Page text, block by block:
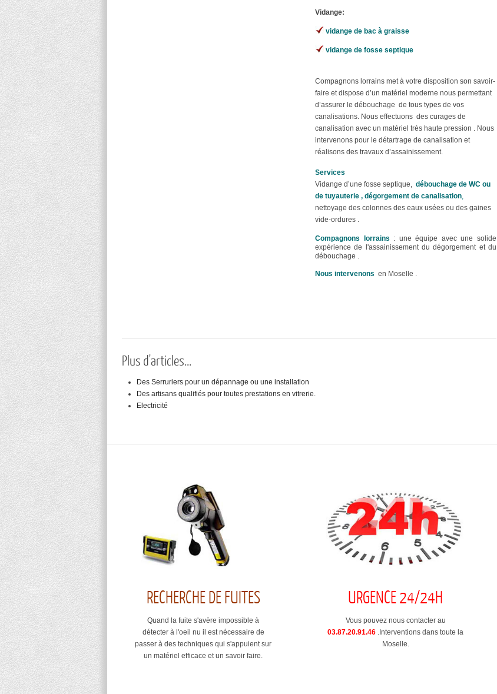
Vidange:
vidange de bac à graisse
vidange de fosse septique
Compagnons lorrains met à votre disposition son savoir-
faire et dispose d’un matériel moderne nous permettant
d’assurer le débouchage de tous types de vos
canalisations. Nous effectuons des curages de
canalisation avec un matériel très haute pression . Nous
intervenons pour le détartrage de canalisation et
réalisons des travaux d’assainissement.
Services
Vidange d’une fosse septique, débouchage de WC ou
de tuyauterie , dégorgement de canalisation,
nettoyage des colonnes des eaux usées ou des gaines
vide-ordures .
Compagnons lorrains : une équipe avec une solide
expérience de l'assainissement du dégorgement et du
débouchage .
Nous intervenons en Moselle .
Plus d'articles...
Des Serruriers pour un dépannage ou une installation
Des artisans qualifiés pour toutes prestations en vitrerie.
Electricité
RECHERCHE DE FUITES
Quand la fuite s'avère impossible à
détecter à l'oeil nu il est nécessaire de
passer à des techniques qui s'appuient sur
un matériel efficace et un savoir faire.
URGENCE 24/24H
Vous pouvez nous contacter au
03.87.20.91.46 .Interventions dans toute la
Moselle.